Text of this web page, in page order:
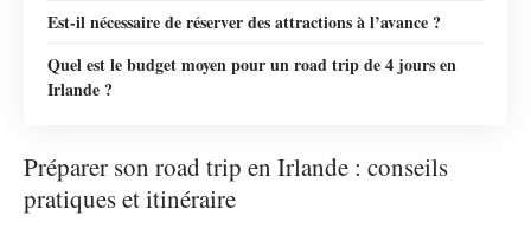
Est-il nécessaire de réserver des attractions à l’avance ?
Quel est le budget moyen pour un road trip de 4 jours en
Irlande ?
Préparer son road trip en Irlande : conseils
pratiques et itinéraire